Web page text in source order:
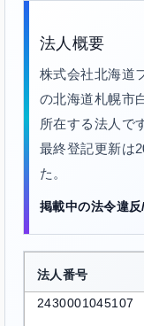
法人概要
株式会社北海道
の北海道札幌市
所在する法人で
最終登記更新は
た。
掲載中の法令違反
法人番号
2430001045107